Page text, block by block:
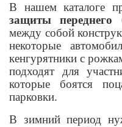
В нашем каталоге
защиты переднего
между собой
некоторые
кенгурятники с
подходят для
которые боятся
парковки.
В зимний период